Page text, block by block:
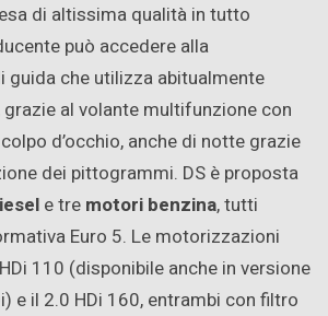
di altissima qualità in tutto
può accedere alla
guida che utilizza abitualmente
al volante multifunzione con
d’occhio, anche di notte grazie
dei pittogrammi. DS è proposta
e tre motori benzina, tutti
Euro 5. Le motorizzazioni
110 (disponibile anche in versione
e il 2.0 HDi 160, entrambi con filtro